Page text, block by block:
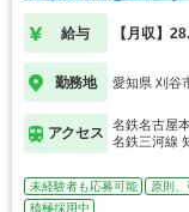
＞
給与 【月収】
勤務地 愛知県 刈谷
アクセス
名鉄名古屋
名鉄三河線
未経験者も応募可能 原則、
積極採用中